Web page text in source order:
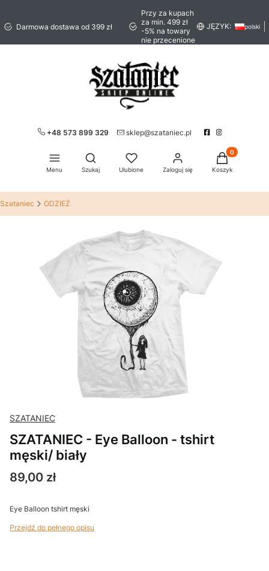
Darmowa dostawa od 399 zł
Przy za kupach
za min. 499 zł
-5% na towary
nie przecenione
JĘZYK: polski
+48 573 899 329 sklep@szataniec.pl
Menu
Otwórz wyszukiwarkę
Szukaj Ulubione Zaloguj się
Produkty w
Koszyk
Szataniec ODZIEŻ
SZATANIEC
SZATANIEC - Eye Balloon - tshirt
męski/ biały
Cena
89,00 zł
Eye Balloon tshirt męski
Przejdź do pełnego opisu